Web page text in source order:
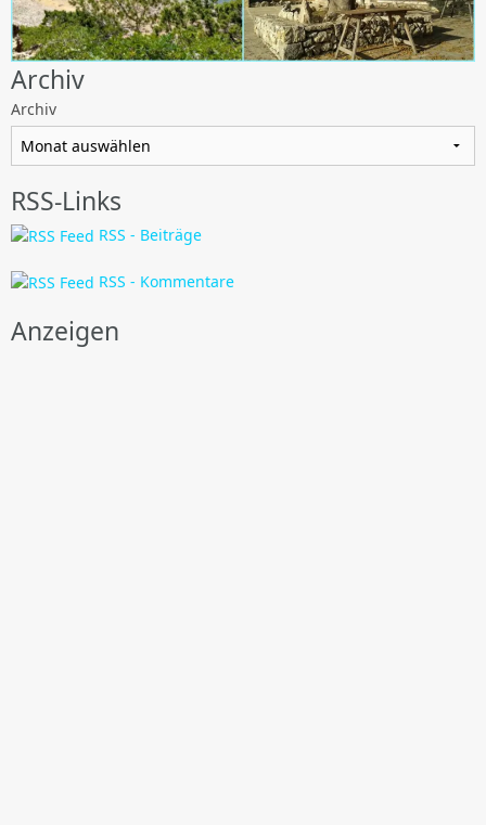
Archiv
Archiv
RSS-Links
RSS - Beiträge
RSS - Kommentare
Anzeigen